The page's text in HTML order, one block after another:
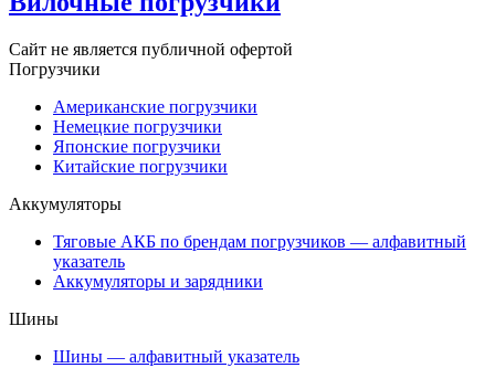
Сайт не является публичной офертой
Погрузчики
Американские погрузчики
Немецкие погрузчики
Японские погрузчики
Китайские погрузчики
Аккумуляторы
Тяговые АКБ по брендам погрузчиков — алфавитный
указатель
Аккумуляторы и зарядники
Шины
Шины — алфавитный указатель